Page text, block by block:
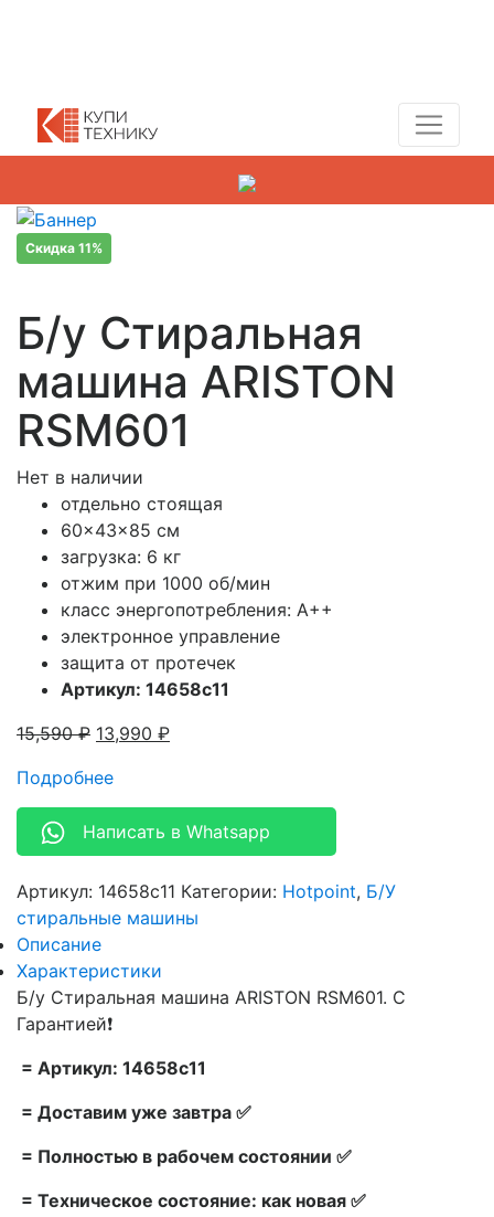
Скидка 11%
Б/у Стиральная
машина ARISTON
RSM601
Нет в наличии
отдельно стоящая
60x43x85 см
загрузка: 6 кг
отжим при 1000 об/мин
класс энергопотребления: A++
электронное управление
защита от протечек
Артикул: 14658c11
15,590₽ 13,990 ₽
Подробнее
Написать в Whatsapp
Артикул: 14658c11 Категории: Hotpoint, Б/У
стиральные машины
Описание
Характеристики
Б/у Стиральная машина ARISTON RSM601. С
Гарантией❗
= Артикул: 14658c11
= Доставим уже завтра ✅
= Полностью в рабочем состоянии ✅
= Техническое состояние: как новая ✅